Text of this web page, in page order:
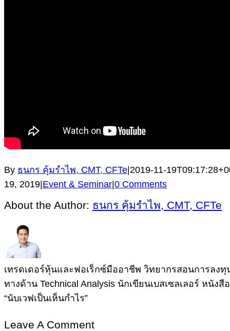
By ธนกร คุ้มรำไพ, CMT, CFTe|2019-11-
19, 2019|Event & Seminar|0 Comments
About the Author: ธนกร คุ้มรำไพ, CMT, CFTe
เทรดเดอร์หุ้นและฟอเร็กซ์มืออาชีพ วิทยากรสอนการลง
ทางด้าน Technical Analysis นักเขียนเบสเซลเลอร์ หนังสื
“นับเวฟเป็นเห็นกำไร”
Leave A Comment